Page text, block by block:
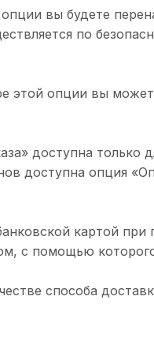
вы будете
по
этой опции вы
доступна
доступна опция
картой
с помощью
способа